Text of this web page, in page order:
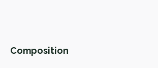
Composition